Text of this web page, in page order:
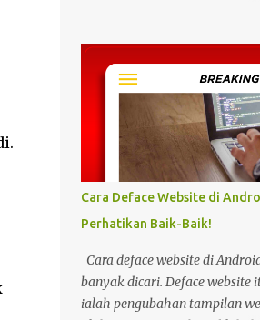
link ilegal ini juga mengunggah
baru dengan kecepatan yang
link legal berbayar. Namun
tersebut sepertinya harus
sekarang juga. Pasalnya
konser, drama, atau apapun
resmi disebut bisa menjadi
peretasan pada perangkat
Pengalaman ini dibagikan oleh
media sosial X,
Selasa (23/2/2024) siang. Dalam
unggahannya, terlihat
Cara Deface Website di
Perhatikan Baik-Baik!
Cara deface website di
banyak dicari. Deface website
ialah pengubahan tampilan